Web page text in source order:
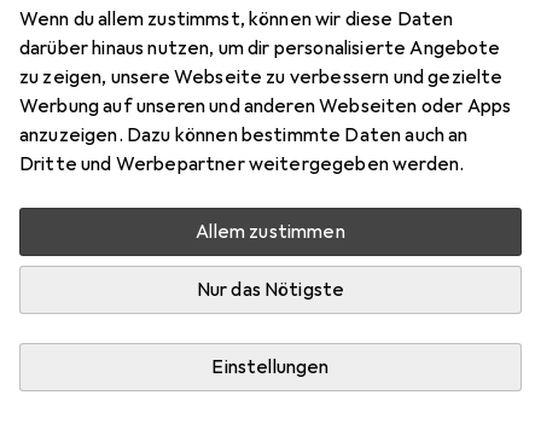
Wenn du allem zustimmst, können wir diese Daten
darüber hinaus nutzen, um dir personalisierte Angebote
zu zeigen, unsere Webseite zu verbessern und gezielte
Werbung auf unseren und anderen Webseiten oder Apps
anzuzeigen. Dazu können bestimmte Daten auch an
Dritte und Werbepartner weitergegeben werden.
Allem zustimmen
Nur das Nötigste
Einstellungen
Preis in EUR inkl. MwSt.
Bewertungen Marke
Mehr von Avery
Zwischen Mo, 10.8. und Mi, 12.8. geliefert
Lieferort angeben für genaue Lieferzeit
In den Warenkorb